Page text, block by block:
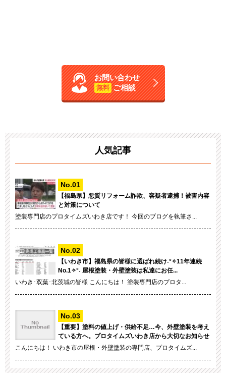
お問い合わせ
無料 ご相談
人気記事
【福島県】悪質リフォーム詐欺、容疑者逮捕！被害内容
と対策について
塗装専門店のプロタイムズいわき店です！ 今回のブログを執筆さ...
【いわき市】福島県の皆様に選ばれ続け˖°✧11年連続
No.1✧°˖ 屋根塗装・外壁塗装は私達にお任...
いわき･双葉･北茨城の皆様 こんにちは！ 塗装専門店のプロタ...
【重要】塗料の値上げ・供給不足…今、外壁塗装を考え
ている方へ。プロタイムズいわき店から大切なお知らせ
こんにちは！ いわき市の屋根・外壁塗装の専門店、プロタイムズ...